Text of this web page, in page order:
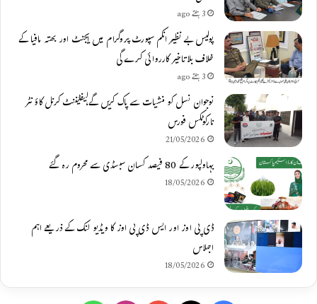
3 ہفتے ago
پولیس بے نظیر انکم سپورٹ پروگرام میں ایجنٹ اور بھتہ مافیا کے
خلاف بلاتاخیر کارروائی کرے گی
3 ہفتے ago
نوجوان نسل کو منشیات سے پاک کریں گے،لیفٹیننٹ کرنل کاؤنٹر
نارکوٹکس فورس
21/05/2026
بہاولپور کے 80 فیصد کسان سبسڈی سے محروم رہ گئے
18/05/2026
ڈی پی اوز اور ایس ڈی پی اوز کا ویڈیو لنک کے ذریعے اہم
اجلاس
18/05/2026